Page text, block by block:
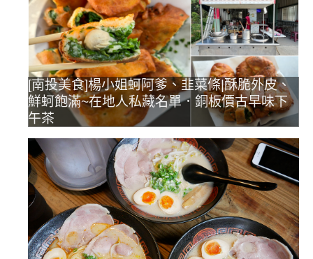
[南投美食]楊小姐蚵阿爹、韭菜條|酥脆外皮、
鮮蚵飽滿~在地人私藏名單．銅板價古早味下
午茶